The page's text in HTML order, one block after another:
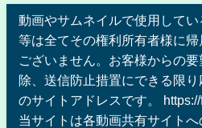
動画やサムネイルで使用して
等は全てその権利所有者様に
ございません。お客様からの
除、送信防止措置にできる限
のサイトアドレスです。
当サイトは各動画共有サイト